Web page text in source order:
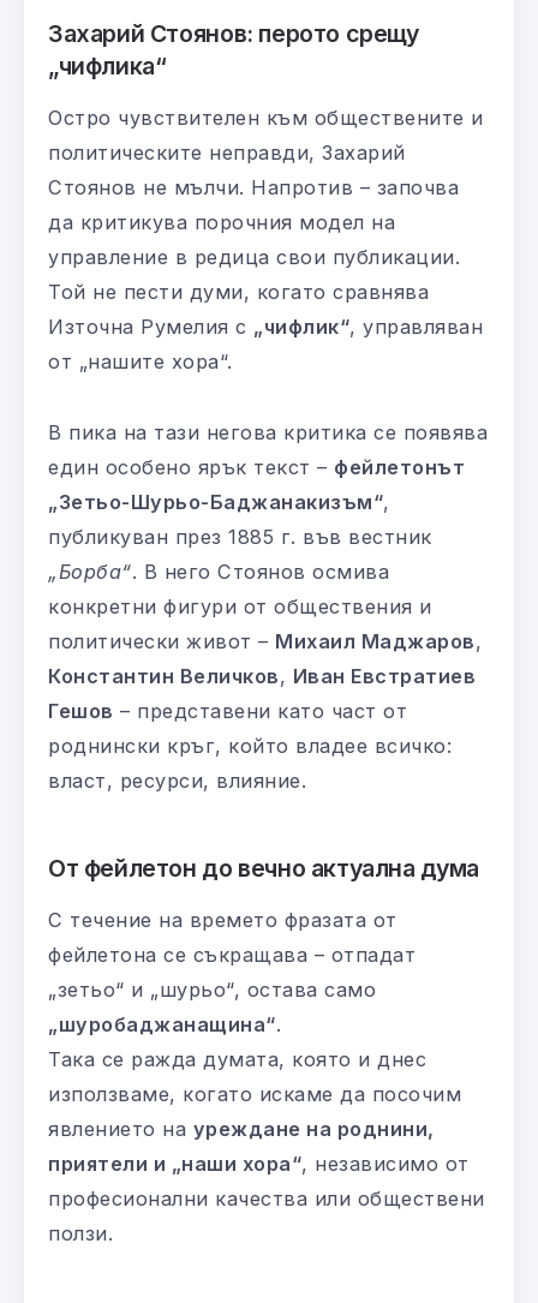
Захарий Стоянов: перото срещу
„чифлика“
Остро чувствителен към обществените и
политическите неправди, Захарий
Стоянов не мълчи. Напротив – започва
да критикува порочния модел на
управление в редица свои публикации.
Той не пести думи, когато сравнява
Източна Румелия с „чифлик“, управляван
от „нашите хора“.
В пика на тази негова критика се появява
един особено ярък текст – фейлетонът
„Зетьо-Шурьо-Баджанакизъм“,
публикуван през 1885 г. във вестник
„Борба“. В него Стоянов осмива
конкретни фигури от обществения и
политически живот – Михаил Маджаров,
Константин Величков, Иван Евстратиев
Гешов – представени като част от
роднински кръг, който владее всичко:
власт, ресурси, влияние.
От фейлетон до вечно актуална дума
С течение на времето фразата от
фейлетона се съкращава – отпадат
„зетьо“ и „шурьо“, остава само
„шуробаджанащина“.
Така се ражда думата, която и днес
използваме, когато искаме да посочим
явлението на уреждане на роднини,
приятели и „наши хора“, независимо от
професионални качества или обществени
ползи.